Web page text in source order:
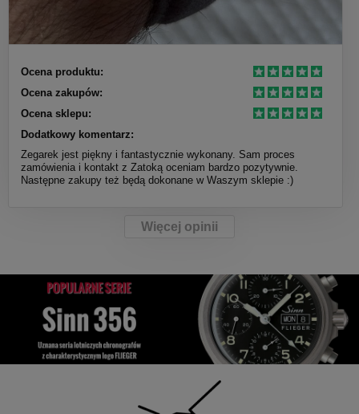
Ocena produktu:
Ocena zakupów:
Ocena sklepu:
Dodatkowy komentarz:
Zegarek jest piękny i fantastycznie wykonany. Sam proces
zamówienia i kontakt z Zatoką oceniam bardzo pozytywnie.
Następne zakupy też będą dokonane w Waszym sklepie :)
Więcej opinii